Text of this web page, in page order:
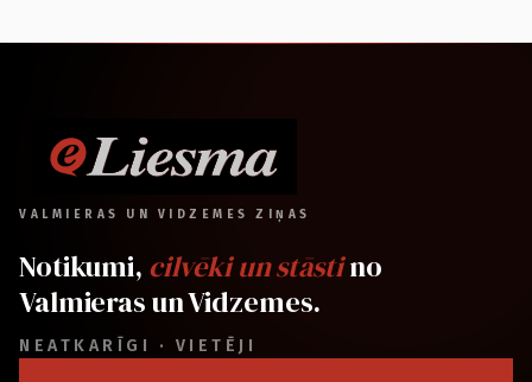
VALMIERAS UN VIDZEMES ZIŅAS
Notikumi, cilvēki un stāstino
Valmieras un Vidzemes.
NEATKARĪGI · VIETĒJI